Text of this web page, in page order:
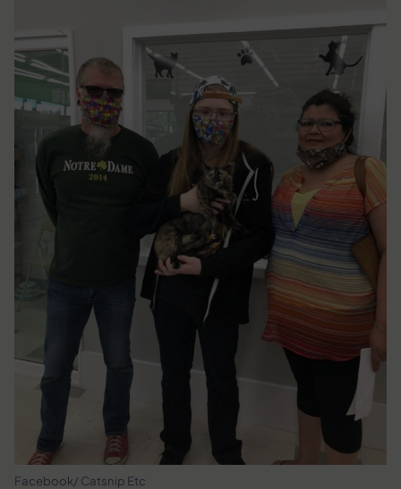
Facebook/ Catsnip Etc